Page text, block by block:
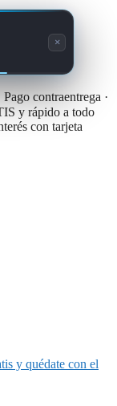
contraentrega ·
y rápido a todo
con tarjeta
y quédate con el
×